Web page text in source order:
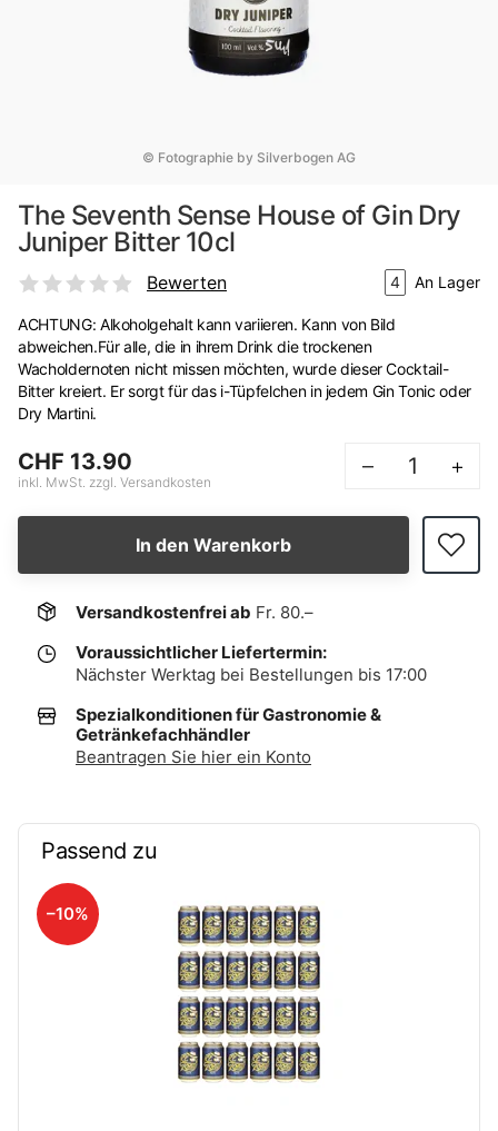
© Fotographie by Silverbogen AG
The Seventh Sense House of Gin Dry
Juniper Bitter 10cl
Bewerten 4 An Lager
ACHTUNG: Alkoholgehalt kann variieren. Kann von Bild
abweichen.Für alle, die in ihrem Drink die trockenen
Wacholdernoten nicht missen möchten, wurde dieser Cocktail-
Bitter kreiert. Er sorgt für das i-Tüpfelchen in jedem Gin Tonic oder
Dry Martini.
CHF 13.90
inkl. MwSt. zzgl. Versandkosten
– +
In den Warenkorb
Versandkostenfrei ab Fr. 80.–
Voraussichtlicher Liefertermin:
Nächster Werktag bei Bestellungen bis 17:00
Spezialkonditionen für Gastronomie &
Getränkefachhändler
Beantragen Sie hier ein Konto
Passend zu
–10%